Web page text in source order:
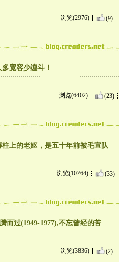
浏览(2976) (9)
宽容少缠斗！
浏览(6402) (23)
上的老妪，是五十年前被毛宣队
浏览(10764) (33)
而过(1949-1977),不忘曾经的苦
浏览(3836) (2)